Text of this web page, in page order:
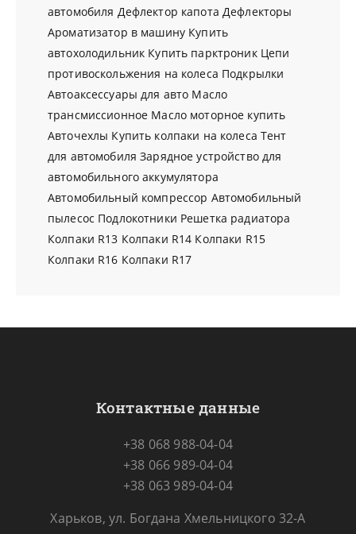
автомобиля Дефлектор капота Дефлекторы
Ароматизатор в машину Купить
автохолодильник Купить парктроник Цепи
противоскольжения на колеса Подкрылки
Автоаксессуары для авто Масло
трансмиссионное Масло моторное купить
Авточехлы Купить колпаки на колеса Тент
для автомобиля Зарядное устройство для
автомобильного аккумулятора
Автомобильный компрессор Автомобильный
пылесос Подлокотники Решетка радиатора
Колпаки R13 Колпаки R14 Колпаки R15
Колпаки R16 Колпаки R17
Контактные данные
+38 068 988-04-04
+38 066 989-04-04
+38 063 989-04-04
Харьков, ул. Богдана Хмельницкого 32-А